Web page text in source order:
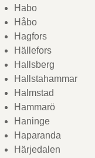
Habo
Håbo
Hagfors
Hällefors
Hallsberg
Hallstahammar
Halmstad
Hammarö
Haninge
Haparanda
Härjedalen